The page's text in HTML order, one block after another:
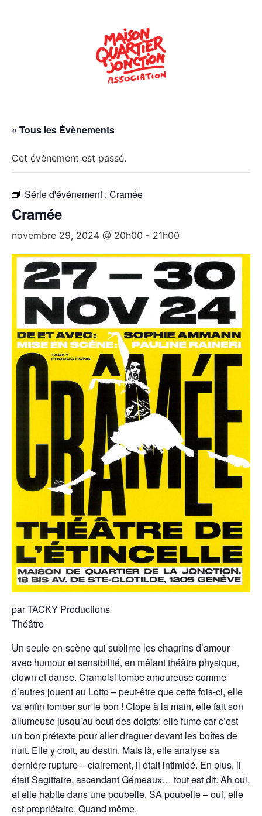
« Tous les Évènements
Cet évènement est passé.
Série d'événement : Cramée
Cramée
novembre 29, 2024 @ 20h00 - 21h00
par TACKY Productions
Théâtre
Un seule-en-scène qui sublime les chagrins d’amour
avec humour et sensibilité, en mêlant théâtre physique,
clown et danse. Cramoisi tombe amoureuse comme
d’autres jouent au Lotto – peut-être que cette fois-ci, elle
va enfin tomber sur le bon ! Clope à la main, elle fait son
allumeuse jusqu’au bout des doigts: elle fume car c’est
un bon prétexte pour aller draguer devant les boîtes de
nuit. Elle y croit, au destin. Mais là, elle analyse sa
dernière rupture – clairement, il était intimidé. En plus, il
était Sagittaire, ascendant Gémeaux… tout est dit. Ah oui,
et elle habite dans une poubelle. SA poubelle – oui, elle
est propriétaire. Quand même.